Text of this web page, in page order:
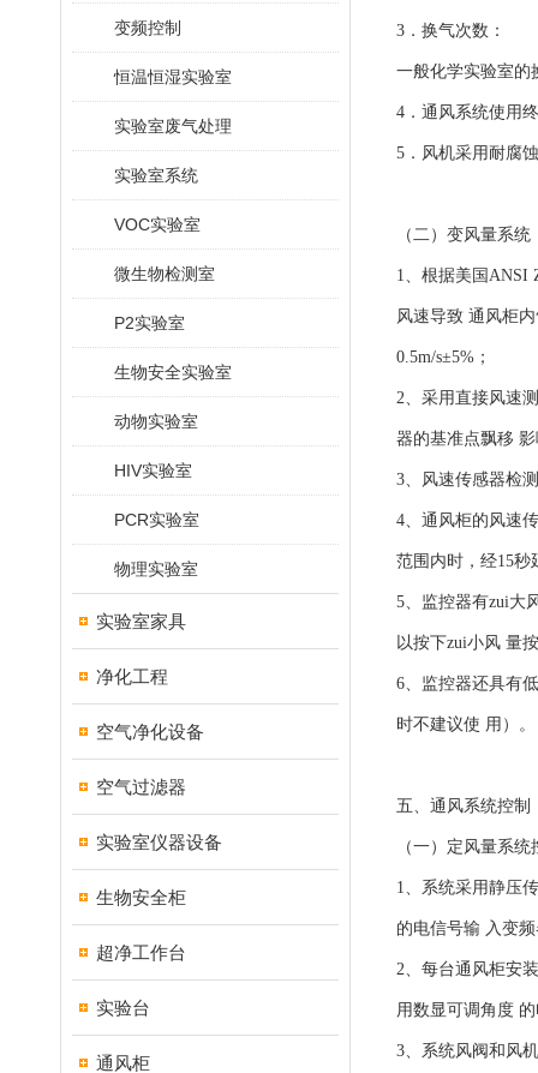
变频控制
恒温恒湿实验室
实验室废气处理
实验室系统
VOC实验室
微生物检测室
P2实验室
生物安全实验室
动物实验室
HIV实验室
PCR实验室
物理实验室
实验室家具
净化工程
空气净化设备
空气过滤器
实验室仪器设备
生物安全柜
超净工作台
实验台
通风柜
3．换气次数：
一般化学实验室的
4．通风系统使用
5．风机采用耐腐
（二）变风量系
1、根据美国ANSI
风速导致 通风柜
0.5m/s±5%；
2、采用直接风速
器的基准点飘移
3、风速传感器检
4、通风柜的风速
范围内时，经15
5、监控器有zui大
以按下zui小风 量
6、监控器还具有
时不建议使 用）
五、通风系统控制
（一）定风量系
1、系统采用静压
的电信号输 入变
2、每台通风柜安
用数显可调角度
3、系统风阀和风